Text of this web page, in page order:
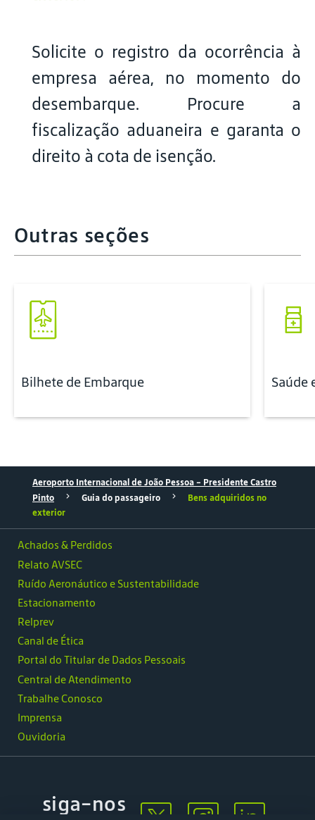
Solicite o registro da ocorrência à
empresa aérea, no momento do
desembarque. Procure a
fiscalização aduaneira e garanta o
direito à cota de isenção.
Outras seções
Bilhete de Embarque Saúde
Aeroporto Internacional de João Pessoa - Presidente Castro
Pinto
Guia do passageiro
Bens adquiridos no
exterior
Ouvidoria
Achados & Perdidos
Relato AVSEC
Ruído Aeronáutico e Sustentabilidade
Estacionamento
Relprev
Canal de Ética
Portal do Titular de Dados Pessoais
Central de Atendimento
Trabalhe Conosco
Imprensa
siga-nos